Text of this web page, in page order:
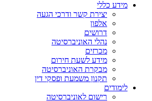
מידע כללי
יצירת קשר ודרכי הגעה
אלפון
דרושים
נהלי האוניברסיטה
מכרזים
מידע לשעת חירום
מבקרת האוניברסיטה
תקנון משמעת ופסקי דין
לימודים
רישום לאוניברסיטה